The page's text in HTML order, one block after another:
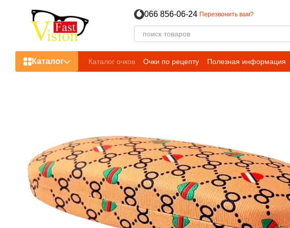
066 856-06-24 Перезвонить вам?
Каталог Каталог очков Очки по рецепту Полезная информация